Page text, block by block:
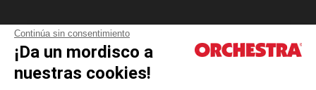
Continúa sin consentimiento
¡Da un mordisco a
nuestras cookies!
Condiciones generales de venta
Aviso Legal
*Condiciones de las ofertas actuales